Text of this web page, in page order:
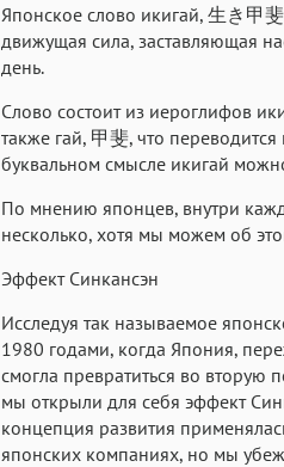
Японское слово икигай, 生き甲
движущая сила, заставляющая
день.
Слово состоит из иероглифов
также гай, 甲斐, что
буквальном смысле икигай
По мнению японцев, внутри
несколько, хотя мы можем об
Эффект Синкансэн
Исследуя так называемое
1980 годами, когда Япония,
смогла превратиться во вторую
мы открыли для себя эффект
концепция развития
японских компаниях, но мы